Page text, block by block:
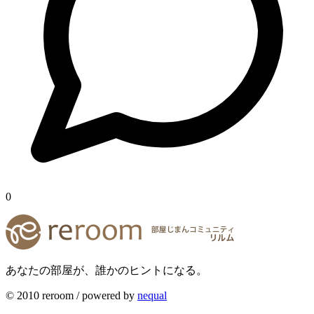
0
あなたの部屋が、誰かのヒントになる。
© 2010 reroom / powered by nequal